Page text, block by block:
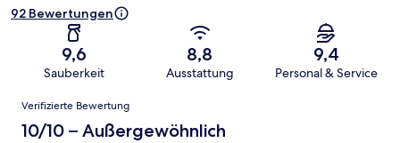
92 Bewertungen
9,6
Sauberkeit
8,8
Ausstattung
9,4
Personal & Service
Bewertungen
Verifizierte Bewertung
10/10 – Außergewöhnlich